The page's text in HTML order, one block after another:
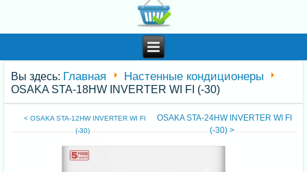
Вы здесь: Главная Настенные кондиционеры
OSAKA STA-18HW INVERTER WI FI (-30)
< OSAKA STA-12HW INVERTER WI FI
(-30)
OSAKA STA-24HW INVERTER WI FI
(-30) >